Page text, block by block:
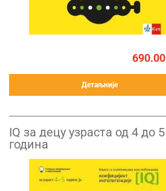
690.00
Детаљније
IQ за децу узраста од 4 до 5
година